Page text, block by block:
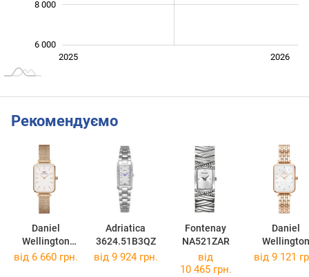
6 000
8 000
L
Січ. 2025
Лип.
2027 2026
2025
Рекомендуємо
Daniel
Wellington
DW00100578
Adriatica
3624.51B3QZ
Fontenay
NA521ZAR
Daniel
Wellington
від 6 660 грн. від 9 924 грн.
від
10 465 грн.
від 9 121